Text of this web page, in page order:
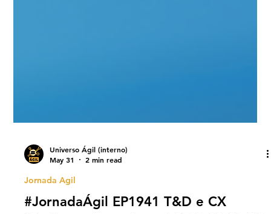
Universo Ágil (interno)
May 31
2 min read